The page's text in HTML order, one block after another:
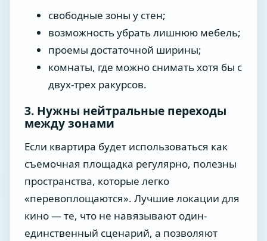
свободные зоны у стен;
возможность убрать лишнюю мебель;
проемы достаточной ширины;
комнаты, где можно снимать хотя бы с
двух-трех ракурсов.
3. Нужны нейтральные переходы
между зонами
Если квартира будет использоваться как
съемочная площадка регулярно, полезны
пространства, которые легко
«перевоплощаются». Лучшие локации для
кино — те, что не навязывают один-
единственный сценарий, а позволяют